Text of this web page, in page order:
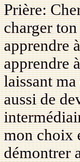
Prière:
charger
apprendre
apprendre
laissant
aussi de
mon choix
démontrer